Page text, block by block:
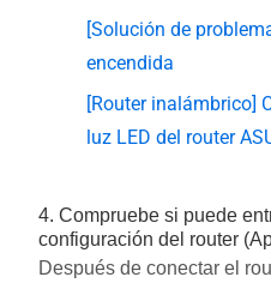
[Solución de
encendida
[Router inalámbrico]
luz LED del router
4. Compruebe si puede
configuración del router
Después de conectar el